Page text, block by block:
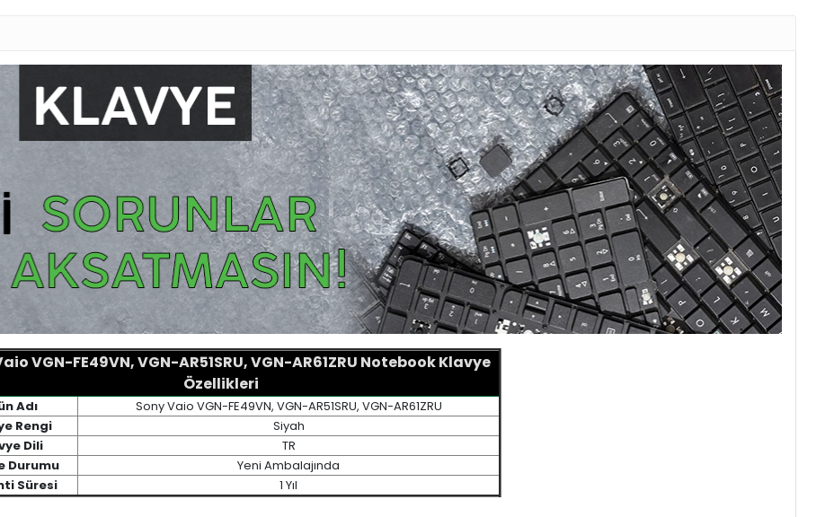
VGN-FE49VN, VGN-AR51SRU, VGN-AR61ZRU Notebook Klavye
Özellikleri
Adı
Sony Vaio VGN-FE49VN, VGN-AR51SRU, VGN-AR61ZRU
Rengi
Siyah
Dili
TR
Durumu
Yeni Ambalajında
Süresi
1 Yıl